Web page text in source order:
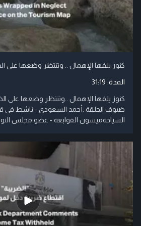
كنوز يلفها الإهمال .. وتنتظر وضعها على
المدة: 31:19
كنوز يلفها الإهمال ..وتنتظر وضعها على
ضيوف الحلقة :أحمد السعودي - ناشط في
السياحةميسون القوابعة - عضو مجلس